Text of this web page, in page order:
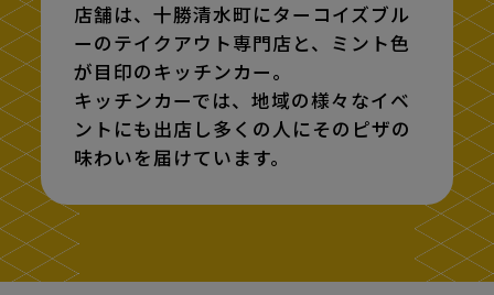
店舗は、十勝清水町にターコイズブル
ーのテイクアウト専門店と、ミント色
が目印のキッチンカー。
キッチンカーでは、地域の様々なイベ
ントにも出店し多くの人にそのピザの
味わいを届けています。